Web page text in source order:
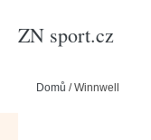
ZN sport.cz
Domů /Winnwell